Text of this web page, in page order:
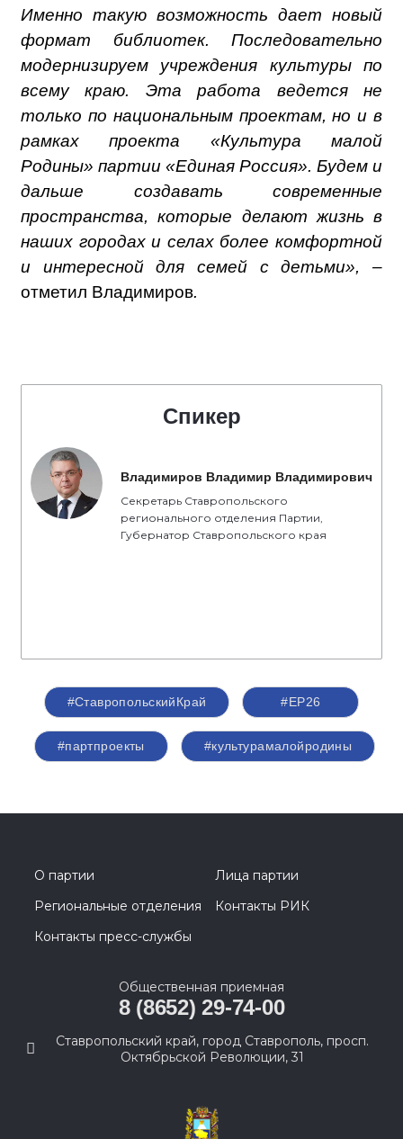
Именно такую возможность дает новый
формат библиотек. Последовательно
модернизируем учреждения культуры по
всему краю. Эта работа ведется не
только по национальным проектам, но и в
рамках проекта «Культура малой
Родины» партии «Единая Россия». Будем и
дальше создавать современные
пространства, которые делают жизнь в
наших городах и селах более комфортной
и интересной для семей с детьми», –
отметил Владимиров.
Спикер
Владимиров Владимир Владимирович
Секретарь Ставропольского
регионального отделения Партии,
Губернатор Ставропольского края
#СтавропольскийКрай #ЕР26
#партпроекты #культурамалойродины
О партии
Лица партии
Региональные отделения
Контакты РИК
Контакты пресс-службы
Общественная приемная
8 (8652) 29-74-00
Ставропольский край, город Ставрополь, просп.
Октябрьской Революции, 31